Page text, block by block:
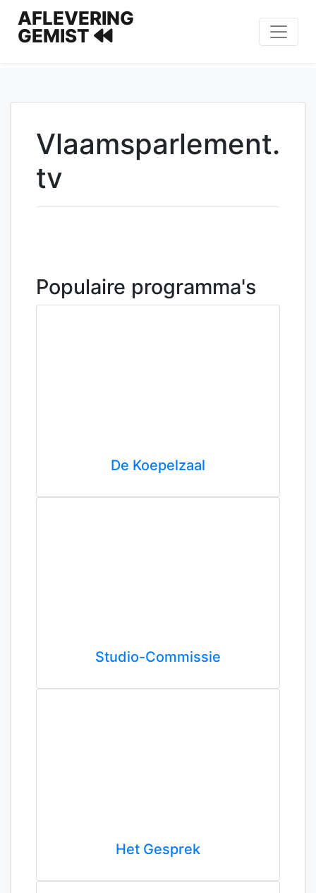
AFLEVERING
GEMIST
Vlaamsparlement.
tv
Populaire programma's
De Koepelzaal
Studio-Commissie
Het Gesprek